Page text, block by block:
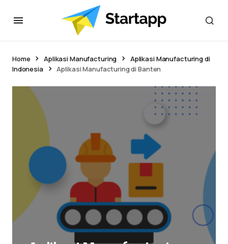
Home Aplikasi Manufacturing
Aplikasi Manufacturing di
Indonesia
Aplikasi Manufacturing di Banten